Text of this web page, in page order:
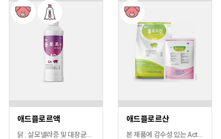
애드플로르액
닭 : 살모넬라증 및 대장균증 치료 돼지 : 흉막폐렴, 파스튜렐라성 폐렴, 마이코플라즈마성 폐렴 등 호흡기 질병과 살모넬라증, 연쇄상구균증의 치료
애드플로르산
본 제품에 감수성 있는 Actibacillus pleuropneumoniae균의 아래 질병에 대한 예방 및 치료 돼지 : 흉막폐렴